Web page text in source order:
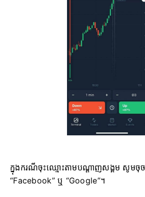
ក្នុងករណីចុះឈ្មោះតាមបណ្តាញសង្គម សូមចុ
“Facebook” ឬ “Google”។